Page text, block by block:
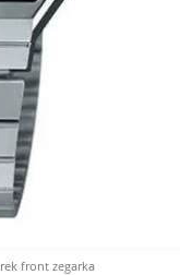
front zegarka